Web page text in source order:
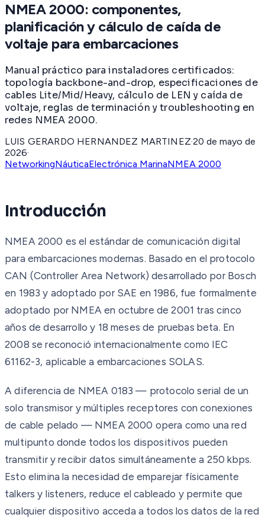
NMEA 2000: componentes,
planificación y cálculo de caída de
voltaje para embarcaciones
Manual práctico para instaladores certificados:
topología backbone-and-drop, especificaciones de
cables Lite/Mid/Heavy, cálculo de LEN y caída de
voltaje, reglas de terminación y troubleshooting en
redes NMEA 2000.
LUIS GERARDO HERNANDEZ MARTINEZ·20 de mayo de
2026·
NetworkingNáuticaElectrónica MarinaNMEA 2000
Introducción
NMEA 2000 es el estándar de comunicación digital
para embarcaciones modernas. Basado en el protocolo
CAN (Controller Area Network) desarrollado por Bosch
en 1983 y adoptado por SAE en 1986, fue formalmente
adoptado por NMEA en octubre de 2001 tras cinco
años de desarrollo y 18 meses de pruebas beta. En
2008 se reconoció internacionalmente como IEC
61162-3, aplicable a embarcaciones SOLAS.
A diferencia de NMEA 0183 — protocolo serial de un
solo transmisor y múltiples receptores con conexiones
de cable pelado — NMEA 2000 opera como una red
multipunto donde todos los dispositivos pueden
transmitir y recibir datos simultáneamente a 250 kbps.
Esto elimina la necesidad de emparejar físicamente
talkers y listeners, reduce el cableado y permite que
cualquier dispositivo acceda a todos los datos de la red